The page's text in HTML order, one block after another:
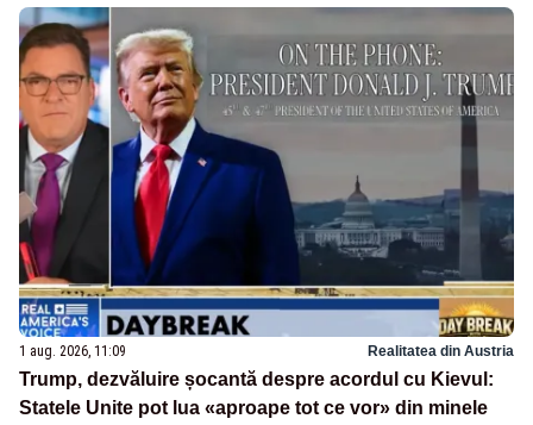
1 aug. 2026, 11:09 Realitatea din Austria
Trump, dezvăluire șocantă despre acordul cu Kievul:
Statele Unite pot lua «aproape tot ce vor» din minele